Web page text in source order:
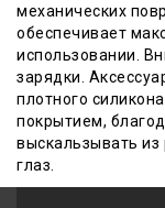
механических
обеспечивает
использовании.
зарядки.
плотного
покрытием,
выскальзывать из
глаз.